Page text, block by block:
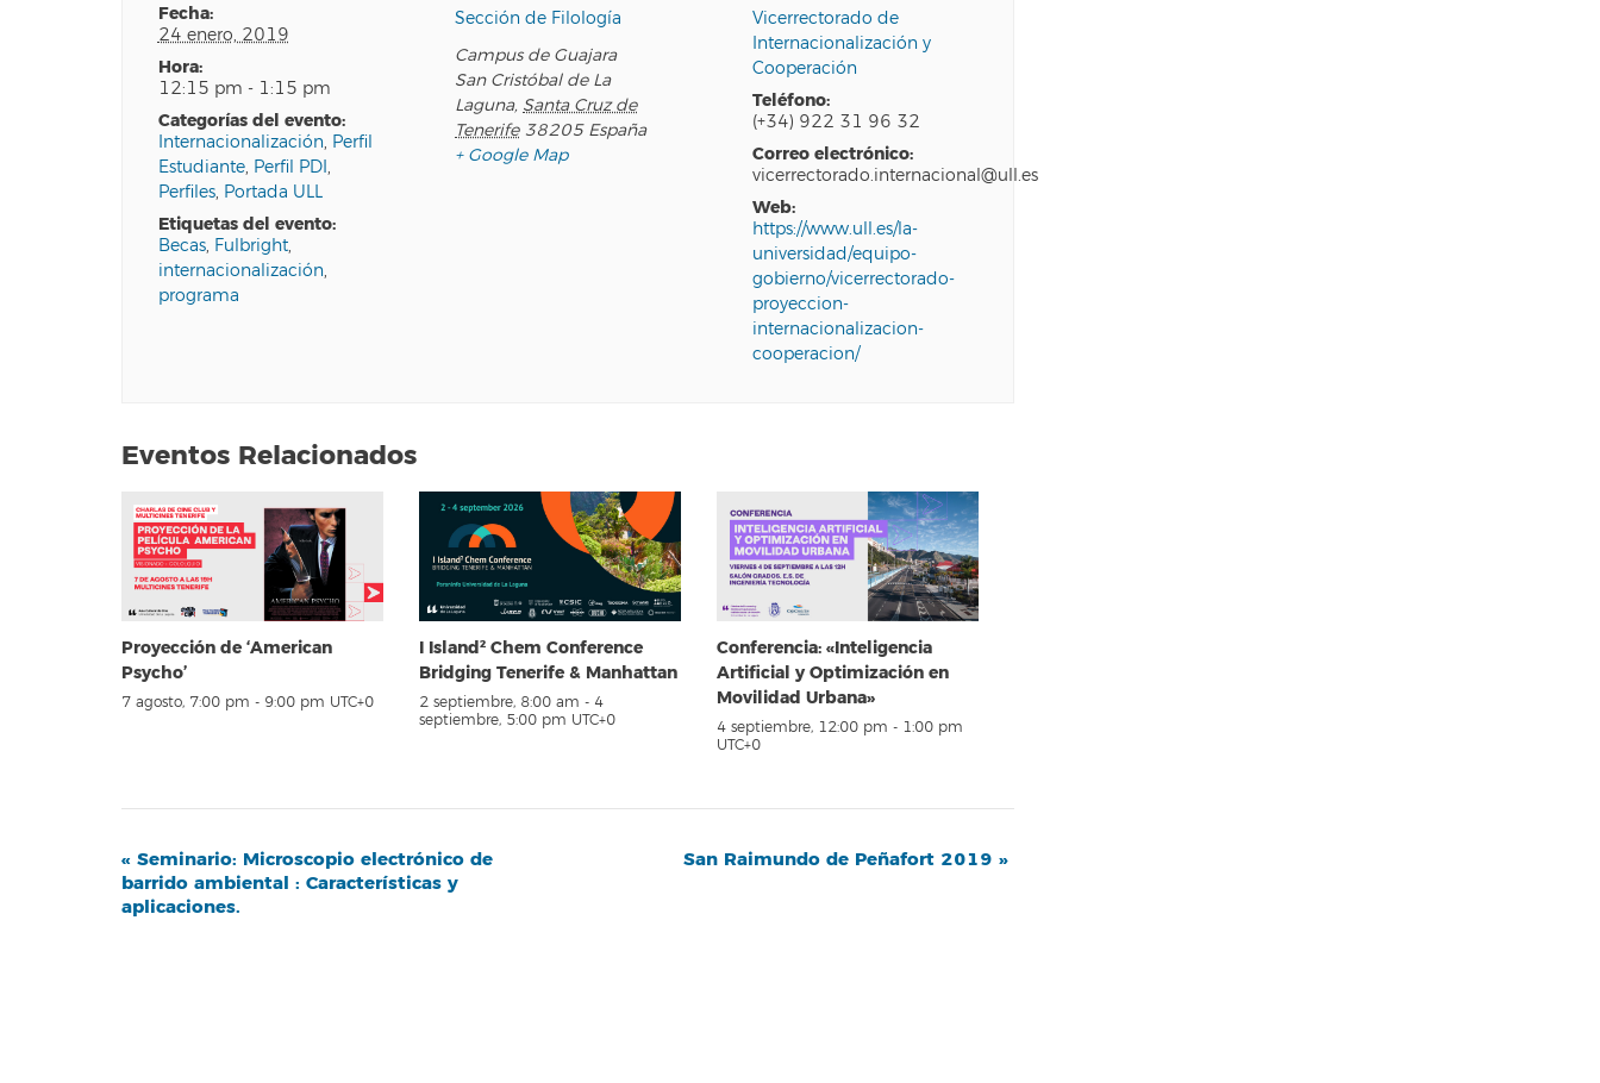
fecha:
24 enero, 2019
hora:
12:15 pm - 1:15 pm
categorías del evento:
Internacionalización, Perfil
Estudiante, Perfil PDI ,
Perfiles, Portada ULL
etiquetas del evento:
Becas, Fulbright,
internacionalización,
programa
Sección de Filología
Campus de Guajara
San Cristóbal de La
Laguna, Santa Cruz de
Tenerife 38205 España
+ Google Map
Vicerrectorado de
Internacionalización y
Cooperación
teléfono:
(+34) 922 31 96 32
correo electrónico:
vicerrectorado.internacional@ull.es
web:
https://www.ull.es/la-
universidad/equipo-
gobierno/vicerrectorado-
proyeccion-
internacionalizacion-
cooperacion/
Eventos Relacionados
Proyección de ‘American
Psycho’
7 agosto, 7:00 pm - 9:00 pm UTC+0
I Island² Chem Conference
Bridging Tenerife & Manhattan
2 septiembre, 8:00 am - 4
septiembre, 5:00 pm UTC+0
Conferencia: «Inteligencia
Artificial y Optimización en
Movilidad Urbana»
4 septiembre, 12:00 pm - 1:00 pm
UTC+0
Navegación
del
« Seminario: Microscopio electrónico de
barrido ambiental : Características y
aplicaciones.
San Raimundo de Peñafort 2019 »